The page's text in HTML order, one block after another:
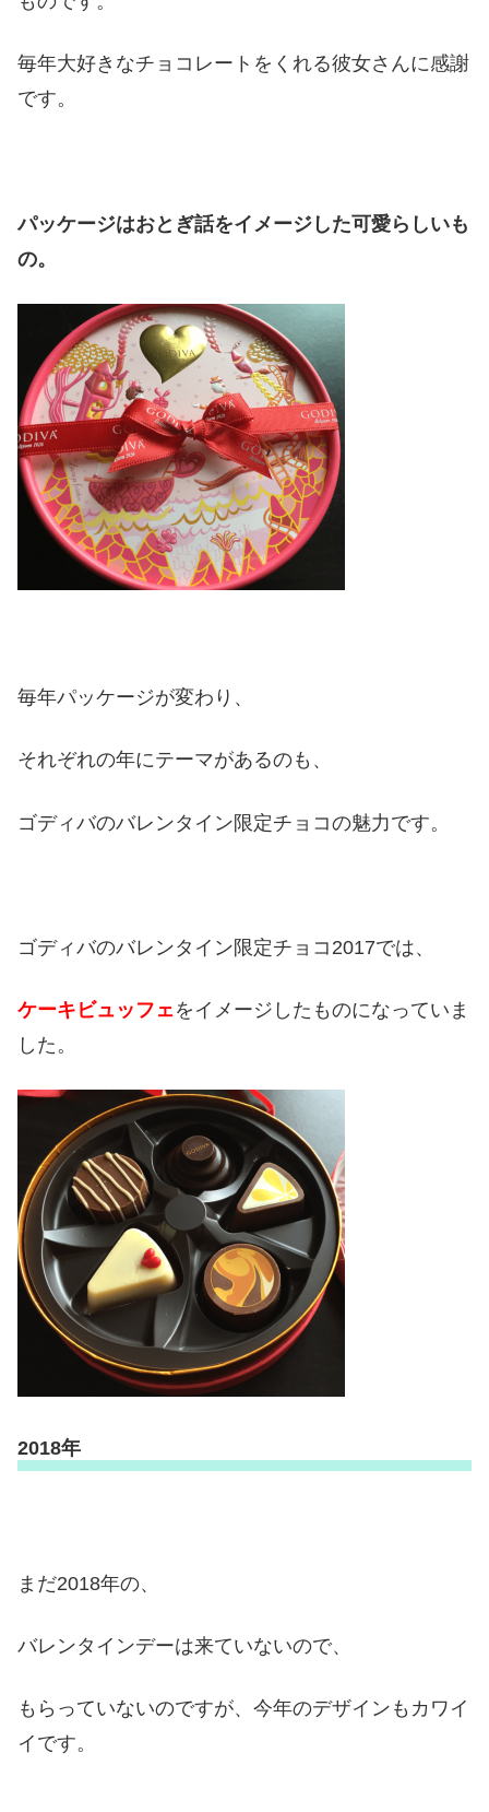
毎年大好きなチョコレートをくれる彼女さんに感謝
です。
パッケージはおとぎ話をイメージした可愛らしいも
の。
毎年パッケージが変わり、
それぞれの年にテーマがあるのも、
ゴディバのバレンタイン限定チョコの魅力です。
ゴディバのバレンタイン限定チョコ2017では、
ケーキビュッフェをイメージしたものになっていま
した。
2018年
まだ2018年の、
バレンタインデーは来ていないので、
もらっていないのですが、今年のデザインもカワイ
イです。